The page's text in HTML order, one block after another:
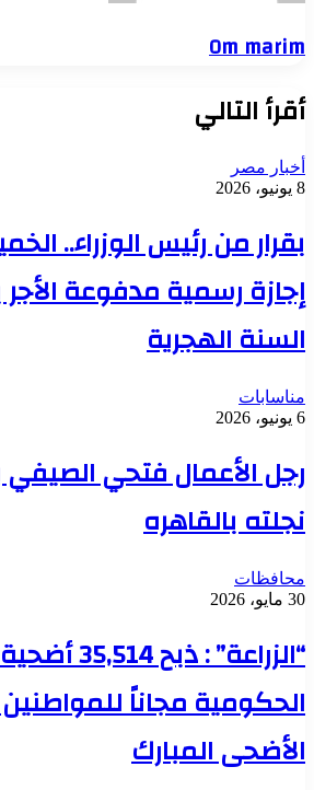
Om marim
أقرأ التالي
أخبار مصر
8 يونيو، 2026
إجازة رسمية مدفوعة
السنة الهجرية
مناسابات
6 يونيو، 2026
رجل الأعمال فتحي
نجلته بالقاهره
محافظات
30 مايو، 2026
“الزراعة” : ذبح
الحكومية مجاناً
الأضحى المبارك